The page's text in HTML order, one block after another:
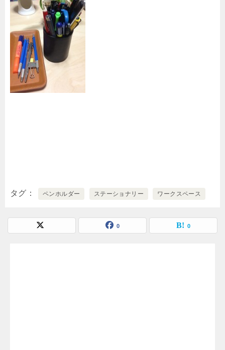
タグ ペンホルダー ステーショナリー ワークスペース
0 0